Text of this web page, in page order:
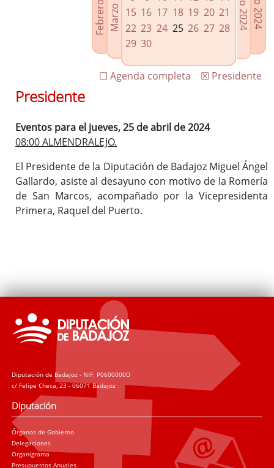
Agenda de Presidencia
Plenos provinciales y Juntas de gobierno
Oficina de Proyectos Europeos
15 16 17 18 19 20 21
22 23 24 25 26 27 28
29 30
☒ Presidente
☐ Agenda completa
Presidente
Eventos para el jueves, 25 de abril de 2024
08:00 ALMENDRALEJO.
El Presidente de la Diputación de Badajoz Miguel Ángel
Gallardo, asiste al desayuno con motivo de la Romería
de San Marcos, acompañado por la Vicepresidenta
Primera, Raquel del Puerto.
Diputación de Badajoz - NIF: P0600000D
c/ Felipe Checa, 23 - 06071 Badajoz
Diputación
Órganos de Gobierno
Delegaciones
Organigrama
Presupuestos Anuales